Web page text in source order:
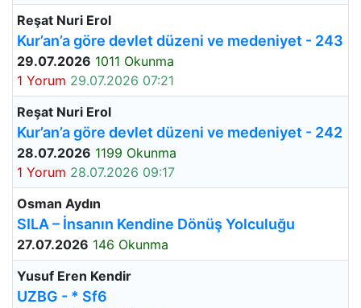
Reşat Nuri Erol
Kur’an’a göre devlet düzeni ve medeniyet - 243
29.07.2026 1011 Okunma
1 Yorum 29.07.2026 07:21
Reşat Nuri Erol
Kur’an’a göre devlet düzeni ve medeniyet - 242
28.07.2026 1199 Okunma
1 Yorum 28.07.2026 09:17
Osman Aydın
SILA – İnsanın Kendine Dönüş Yolculuğu
27.07.2026 146 Okunma
Yusuf Eren Kendir
UZBG - * Sf6